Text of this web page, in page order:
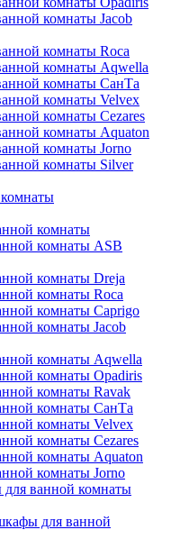
комнаты Jacob
комнаты Roca
комнаты Aqwella
комнаты СанТа
комнаты Velvex
комнаты Cezares
комнаты Aquaton
комнаты Jorno
комнаты Silver
комнаты
комнаты ASB
комнаты Dreja
комнаты Roca
комнаты Caprigo
комнаты Jacob
комнаты Aqwella
комнаты Opadiris
комнаты Ravak
комнаты СанТа
комнаты Velvex
комнаты Cezares
комнаты Aquaton
комнаты Jorno
ванной комнаты
для ванной